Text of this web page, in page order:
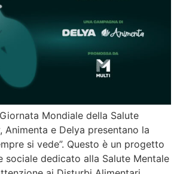
Mondiale della Salute
Animenta e Delya presentano la
si vede”. Questo è un progetto
sociale dedicato alla Salute Mentale